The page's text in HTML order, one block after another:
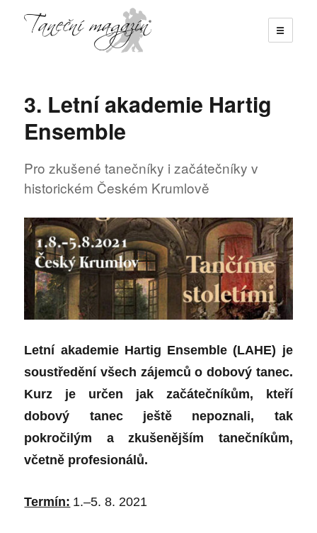
☰
3. Letní akademie Hartig
Ensemble
Pro zkušené tanečníky i začátečníky v
historickém Českém Krumlově
Letní akademie Hartig Ensemble (LAHE) je
soustředění všech zájemců o dobový tanec.
Kurz je určen jak začátečníkům, kteří
dobový tanec ještě nepoznali, tak
pokročilým a zkušenějším tanečníkům,
včetně profesionálů.
Termín: 1.–5. 8. 2021